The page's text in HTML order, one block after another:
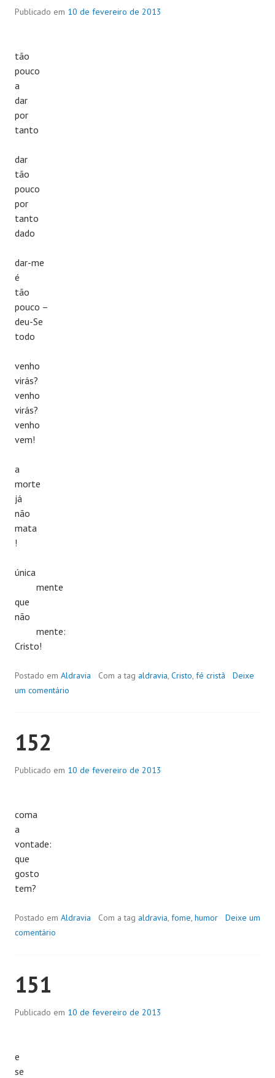
Publicado em 10 de fevereiro de 2013
tão
pouco
a
dar
por
tanto
dar
tão
pouco
por
tanto
dado
dar-me
é
tão
pouco –
deu-Se
todo
venho
virás?
venho
virás?
venho
vem!
a
morte
já
não
mata
!
única
mente
que
não
mente:
Cristo!
Postado em Aldravia Com a tag aldravia, Cristo, fé cristã
Deixe
um comentário
152
Publicado em 10 de fevereiro de 2013
coma
a
vontade:
que
gosto
tem?
Postado em Aldravia Com a tag aldravia, fome, humor
Deixe um
comentário
151
Publicado em 10 de fevereiro de 2013
e
se